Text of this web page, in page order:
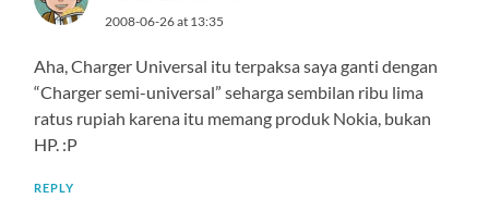
2008-06-26 at 13:35
Aha, Charger Universal itu terpaksa saya ganti dengan
“Charger semi-universal” seharga sembilan ribu lima
ratus rupiah karena itu memang produk Nokia, bukan
HP. :P
REPLY